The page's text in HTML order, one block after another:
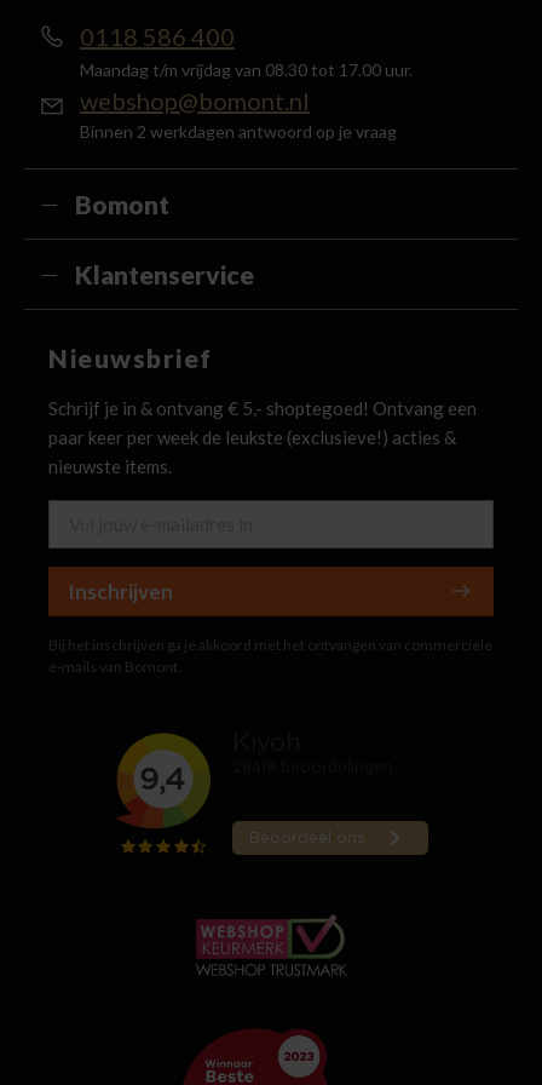
0118 586 400
Maandag t/m vrijdag van 08.30 tot 17.00 uur.
webshop@bomont.nl
Binnen 2 werkdagen antwoord op je vraag
Bomont
Klantenservice
Nieuwsbrief
Schrijf je in & ontvang € 5,- shoptegoed! Ontvang een
paar keer per week de leukste (exclusieve!) acties &
nieuwste items.
Inschrijven
Bij het inschrijven ga je akkoord met het ontvangen van commerciële
e-mails van Bomont.